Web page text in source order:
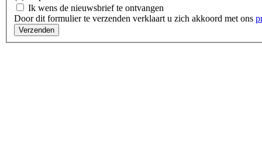
Ik wens de nieuwsbrief te ontvangen
Door dit formulier te verzenden verklaart u zich akkoord met ons
Verzenden